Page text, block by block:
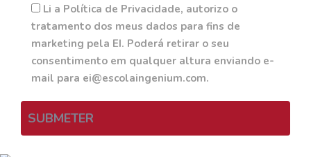
Li a Política de Privacidade, autorizo o
tratamento dos meus dados para fins de
marketing pela EI. Poderá retirar o seu
consentimento em qualquer altura enviando e-
mail para ei@escolaingenium.com.
SUBMETER